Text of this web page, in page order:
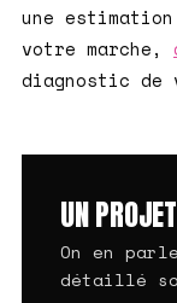
une
votre marche,
diagnostic
UN
On en
détaillé